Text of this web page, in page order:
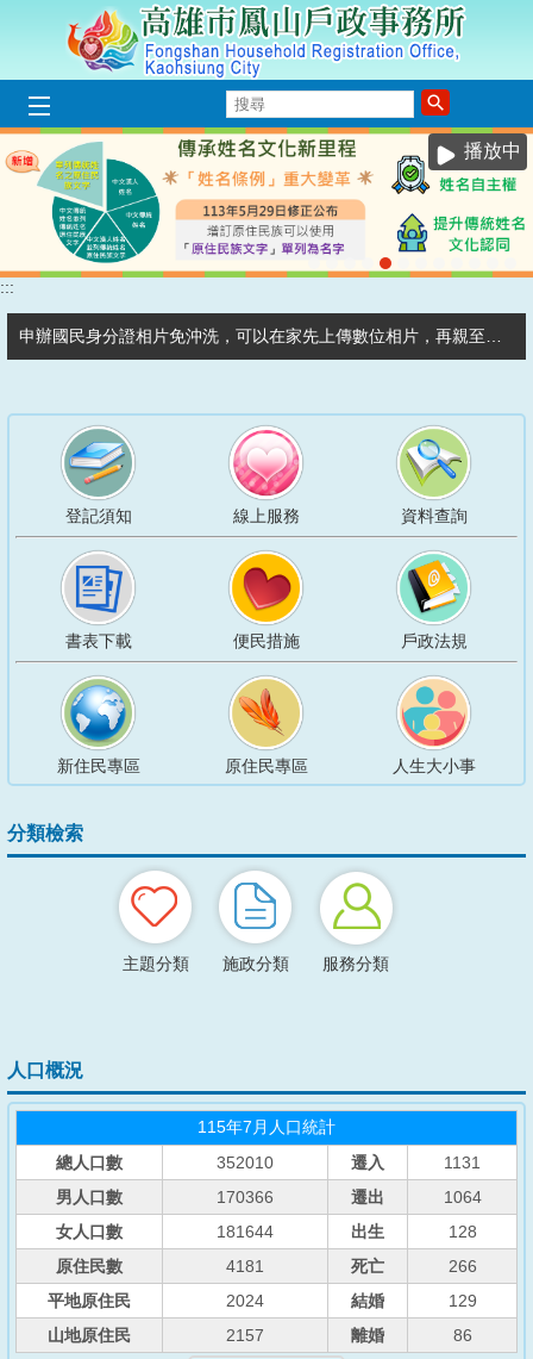
跳到主要內容區塊
尋
播放中
目
前
示
可
姓
文
化
:::
申辦國民身分證相片免沖洗，可以在家先上傳數位相片，再親至戶政事務所申辦。
歡迎踴躍使用【數位新時代最佳選擇~線上申辦戶籍登記 】
登記須知 線上服務 資料查詢
書表下載 便民措施 戶政法規
新住民專區 原住民專區 人生大小事
分類檢索
主題分類 施政分類 服務分類
人口概況
115年7月人口統計
總人口數 352010 遷入
1131
男人口數
170366 遷出
1064
女人口數
181644 出生
128
原住民數
4181 死亡
266
平地原住民
2024 結婚
129
山地原住民
2157 離婚
86